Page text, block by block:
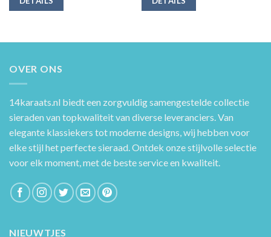
OVER ONS
14karaats.nl biedt een zorgvuldig samengestelde collectie
sieraden van topkwaliteit van diverse leveranciers. Van
elegante klassiekers tot moderne designs, wij hebben voor
elke stijl het perfecte sieraad. Ontdek onze stijlvolle selectie
voor elk moment, met de beste service en kwaliteit.
NIEUWTJES